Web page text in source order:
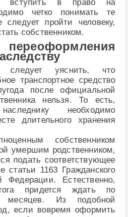
вступить в право на
четко понимать те
следует пройти человеку,
собственником.
следует уяснить, что
транспортное средство
после официальной
нельзя. То есть,
необходимо
длительного хранения
собственником
умершим родственником,
подать соответствующее
статьи 1163 Гражданского
Федерации. Естественно,
придется ждать по
месяцев. Из подобной
если вовремя оформить